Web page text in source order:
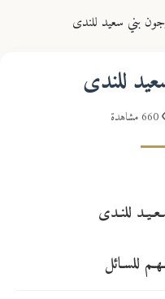
بني سعيد للندى
للندى
للنـدى
للسـائل